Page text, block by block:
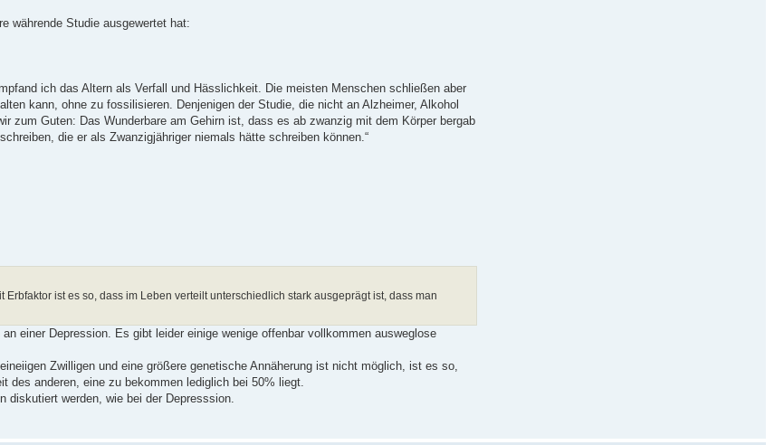
währende Studie ausgewertet hat:
ich das Altern als Verfall und Hässlichkeit. Die meisten Menschen schließen aber
kann, ohne zu fossilisieren. Denjenigen der Studie, die nicht an Alzheimer, Alkohol
zum Guten: Das Wunderbare am Gehirn ist, dass es ab zwanzig mit dem Körper bergab
die er als Zwanzigjähriger niemals hätte schreiben können.“
ist es so, dass im Leben verteilt unterschiedlich stark ausgeprägt ist, dass man
einer Depression. Es gibt leider einige wenige offenbar vollkommen ausweglose
Zwilligen und eine größere genetische Annäherung ist nicht möglich, ist es so,
des anderen, eine zu bekommen lediglich bei 50% liegt.
diskutiert werden, wie bei der Depresssion.